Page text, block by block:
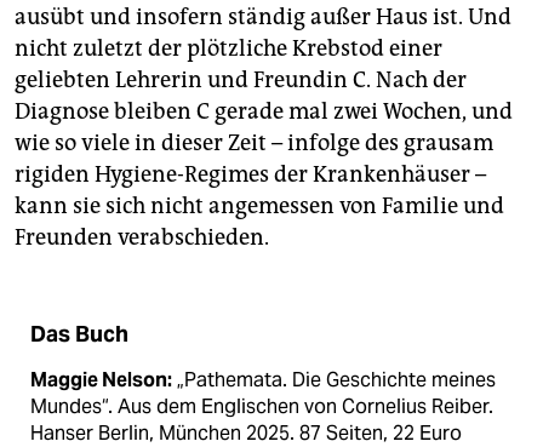
ausübt und insofern ständig außer Haus ist. Und
nicht zuletzt der plötzliche Krebstod einer
geliebten Lehrerin und Freundin C. Nach der
Diagnose bleiben C gerade mal zwei Wochen, und
wie so viele in dieser Zeit – infolge des grausam
rigiden Hygiene-Regimes der Krankenhäuser –
kann sie sich nicht angemessen von Familie und
Freunden verabschieden.
Das Buch
Maggie Nelson:„Pathemata. Die Geschichte meines
Mundes“. Aus dem Englischen von Cornelius Reiber.
Hanser Berlin, München 2025. 87 Seiten, 22 Euro